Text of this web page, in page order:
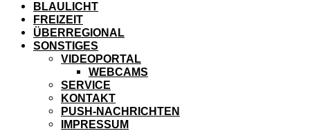
BLAULICHT
FREIZEIT
ÜBERREGIONAL
SONSTIGES
VIDEOPORTAL
WEBCAMS
SERVICE
KONTAKT
PUSH-NACHRICHTEN
IMPRESSUM